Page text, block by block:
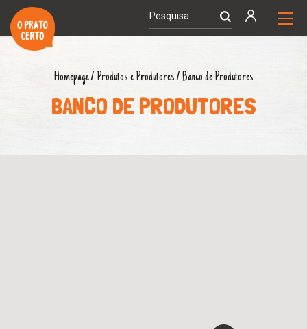
Homepage/ Produtos e Produtores/ Banco de Produtores
BANCO DE PRODUTORES